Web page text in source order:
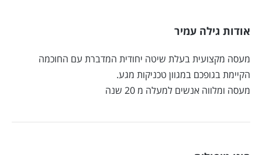
אודות גילה עמיר
מעסה מקצועית בעלת שיטה יחודית המדברת עם החוכמה
הקיימת בגופכם במגוון טכניקות מגע.
מעסה ומלווה אנשים למעלה מ 20 שנה